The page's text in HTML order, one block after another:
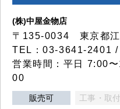
(株)中屋金物店
〒135-0034 東京都
TEL：03-3641-2401
営業時間：平日 7:00
00
販売可 工事・取